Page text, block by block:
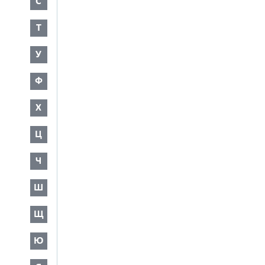
Т
У
Ф
Х
Ц
Ч
Ш
Щ
Ю